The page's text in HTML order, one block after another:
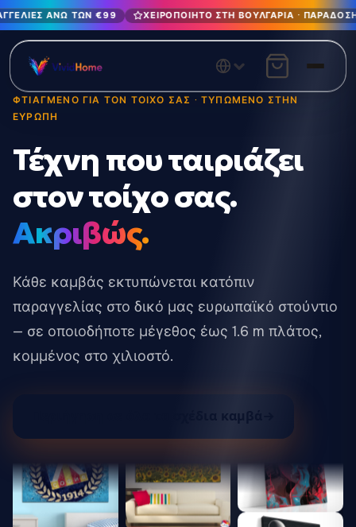
Δωρεάν παράδοση στην ΕΕ για παραγγελίες άνω των €99
Χειροποίητο στη Βουλγαρία · Παράδοση σε 1-7 ημέρες σε
12+ χρόνια χειροτεχνίας · Μόνο υλικά υψηλής ποιότητας
ΆΝΩ ΤΩΝ €99 ΧΕΙΡΟΠΟΊΗΤΟ ΣΤΗ ΒΟΥΛΓΑΡΊΑ ·
ΦΤΙΑΓΜΕΝΟ ΓΙΑ ΤΟΝ ΤΟΙΧΟ ΣΑΣ · ΤΥΠΩΜΕΝΟ ΣΤΗΝ
ΕΥΡΩΠΗ
Τέχνη που ταιριάζει
στον τοίχο σας.
Ακριβώς.
Κάθε καμβάς εκτυπώνεται κατόπιν
παραγγελίας στο δικό μας ευρωπαϊκό στούντιο
— σε οποιοδήποτε μέγεθος έως 1.6 m πλάτος,
κομμένος στο χιλιοστό.
Περιήγηση σε όλα τα σχέδια καμβά